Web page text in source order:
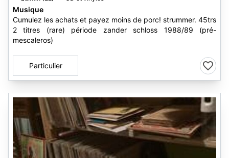
Musique
Cumulez les achats et payez moins de porc! strummer. 45trs
2 titres (rare) période zander schloss 1988/89 (pré-
mescaleros)
Particulier